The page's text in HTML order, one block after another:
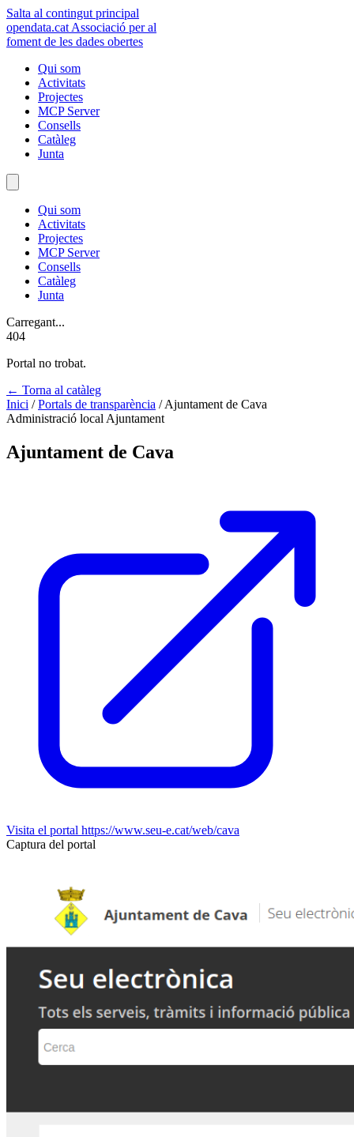
Salta al contingut principal
opendata.cat Associació per al
foment de les dades obertes
Qui som
Activitats
Projectes
MCP Server
Consells
Catàleg
Junta
Qui som
Activitats
Projectes
MCP Server
Consells
Catàleg
Junta
Carregant...
404
Portal no trobat.
← Torna al catàleg
Inici / Portals de transparència / Ajuntament de Cava
Administració local Ajuntament
Ajuntament de Cava
Visita el portal https://www.seu-e.cat/web/cava
Captura del portal